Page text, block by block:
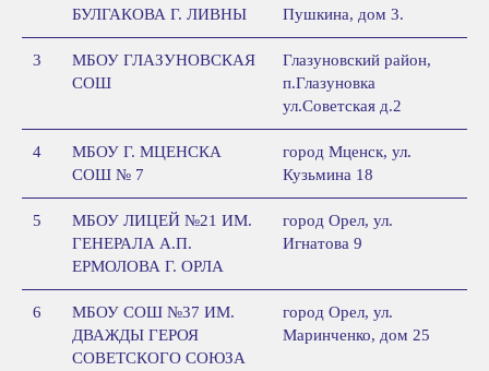
БУЛГАКОВА Г. ЛИВНЫ
Пушкина, дом 3.
3
МБОУ ГЛАЗУНОВСКАЯ
СОШ
Глазуновский район,
п.Глазуновка
ул.Советская д.2
4
МБОУ Г. МЦЕНСКА
СОШ № 7
город Мценск, ул.
Кузьмина 18
5
МБОУ ЛИЦЕЙ №21 ИМ.
ГЕНЕРАЛА А.П.
ЕРМОЛОВА Г. ОРЛА
город Орел, ул.
Игнатова 9
6
МБОУ СОШ №37 ИМ.
ДВАЖДЫ ГЕРОЯ
СОВЕТСКОГО СОЮЗА
город Орел, ул.
Маринченко, дом 25